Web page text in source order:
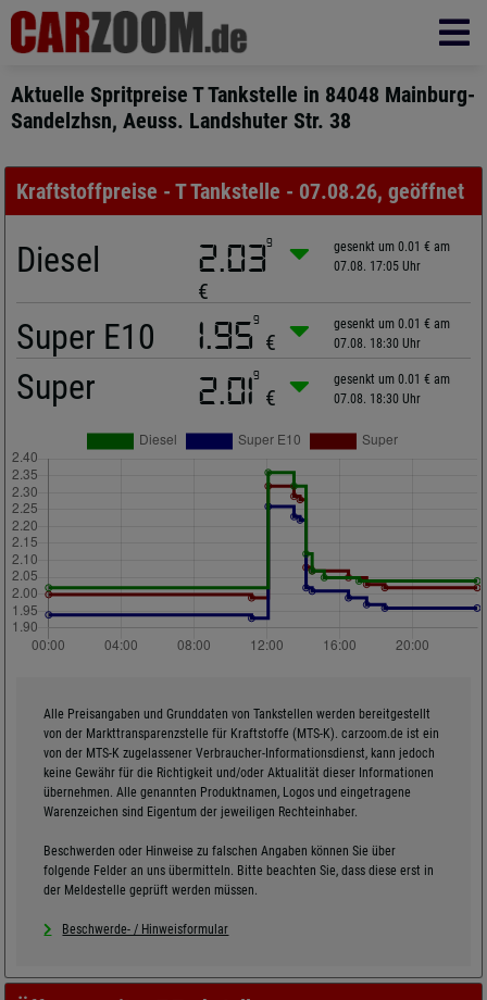
Aktuelle Spritpreise T Tankstelle in 84048 Mainburg-
Sandelzhsn, Aeuss. Landshuter Str. 38
Kraftstoffpreise - T Tankstelle - 07.08.26, geöffnet
Diesel 2.039
€
gesenkt um 0.01 € am
07.08. 17:05 Uhr
Super E10 1.959
€
gesenkt um 0.01 € am
07.08. 18:30 Uhr
Super 2.019
€
gesenkt um 0.01 € am
07.08. 18:30 Uhr
Alle Preisangaben und Grunddaten von Tankstellen werden bereitgestellt
von der Markttransparenzstelle für Kraftstoffe (MTS-K). carzoom.de ist ein
von der MTS-K zugelassener Verbraucher-Informationsdienst, kann jedoch
keine Gewähr für die Richtigkeit und/oder Aktualität dieser Informationen
übernehmen. Alle genannten Produktnamen, Logos und eingetragene
Warenzeichen sind Eigentum der jeweiligen Rechteinhaber.
Beschwerden oder Hinweise zu falschen Angaben können Sie über
folgende Felder an uns übermitteln. Bitte beachten Sie, dass diese erst in
der Meldestelle geprüft werden müssen.
Beschwerde- / Hinweisformular